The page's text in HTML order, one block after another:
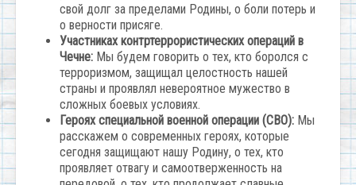
свой долг за пределами Родины, о боли потерь и
о верности присяге.
Участниках контртеррористических операций в
Чечне: Мы будем говорить о тех, кто боролся с
терроризмом, защищал целостность нашей
страны и проявлял невероятное мужество в
сложных боевых условиях.
Героях специальной военной операции (СВО): Мы
расскажем о современных героях, которые
сегодня защищают нашу Родину, о тех, кто
проявляет отвагу и самоотверженность на